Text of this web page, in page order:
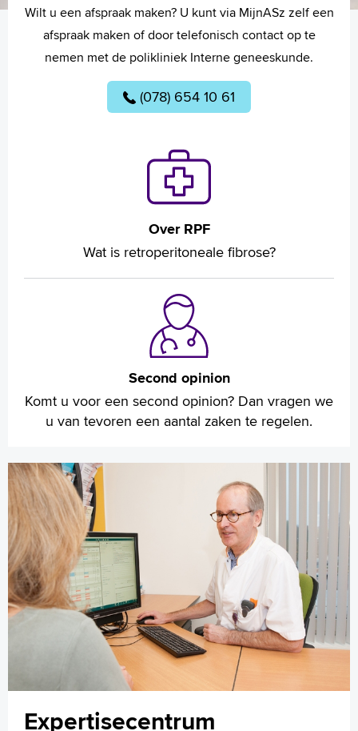
Over RPF
Wat is retroperitoneale fibrose?
Second opinion
Komt u voor een second opinion? Dan vragen we
u van tevoren een aantal zaken te regelen.
Wilt u een afspraak maken? U kunt via MijnASz zelf een
afspraak maken of door telefonisch contact op te
nemen met de polikliniek Interne geneeskunde.
(078) 654 10 61
Expertisecentrum